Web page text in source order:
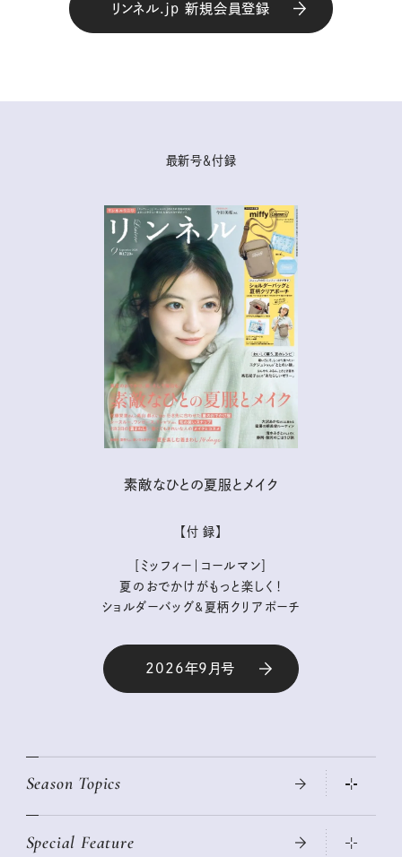
リンネル.jp 新規会員登録
最新号＆付録
素敵なひとの夏服とメイク
【付 録】
［ミッフィー｜コールマン］
夏のおでかけがもっと楽しく！
ショルダーバッグ&夏柄クリアポーチ
2026年9月号
Season Topics
真夏のひんやりグッズ 2026
Special Feature